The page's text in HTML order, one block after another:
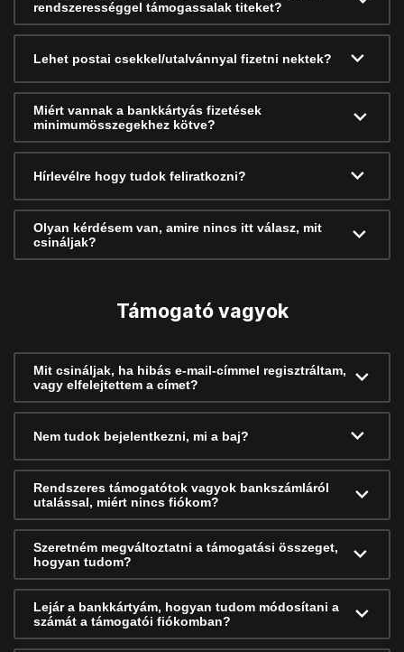
rendszerességgel támogassalak titeket?
Lehet postai csekkel/utalvánnyal fizetni nektek?
Miért vannak a bankkártyás fizetések
minimumösszegekhez kötve?
Hírlevélre hogy tudok feliratkozni?
Olyan kérdésem van, amire nincs itt válasz, mit
csináljak?
Támogató vagyok
Mit csináljak, ha hibás e-mail-címmel regisztráltam,
vagy elfelejtettem a címet?
Nem tudok bejelentkezni, mi a baj?
Rendszeres támogatótok vagyok bankszámláról
utalással, miért nincs fiókom?
Szeretném megváltoztatni a támogatási összeget,
hogyan tudom?
Lejár a bankkártyám, hogyan tudom módosítani a
számát a támogatói fiókomban?